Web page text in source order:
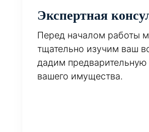
Экспертная
Перед началом работы
тщательно изучим ваш
дадим предварительную
вашего имущества.